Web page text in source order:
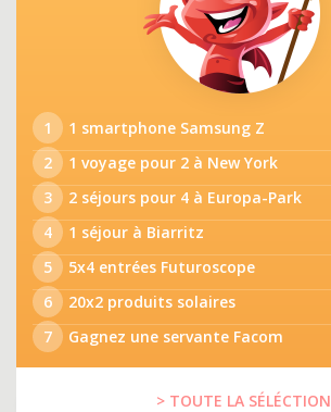
1
1 smartphone Samsung Z
2
1 voyage pour 2 à New York
3
2 séjours pour 4 à Europa-Park
4
1 séjour à Biarritz
5
5x4 entrées Futuroscope
6
20x2 produits solaires
7
Gagnez une servante Facom
> TOUTE LA SÉLÉCTION